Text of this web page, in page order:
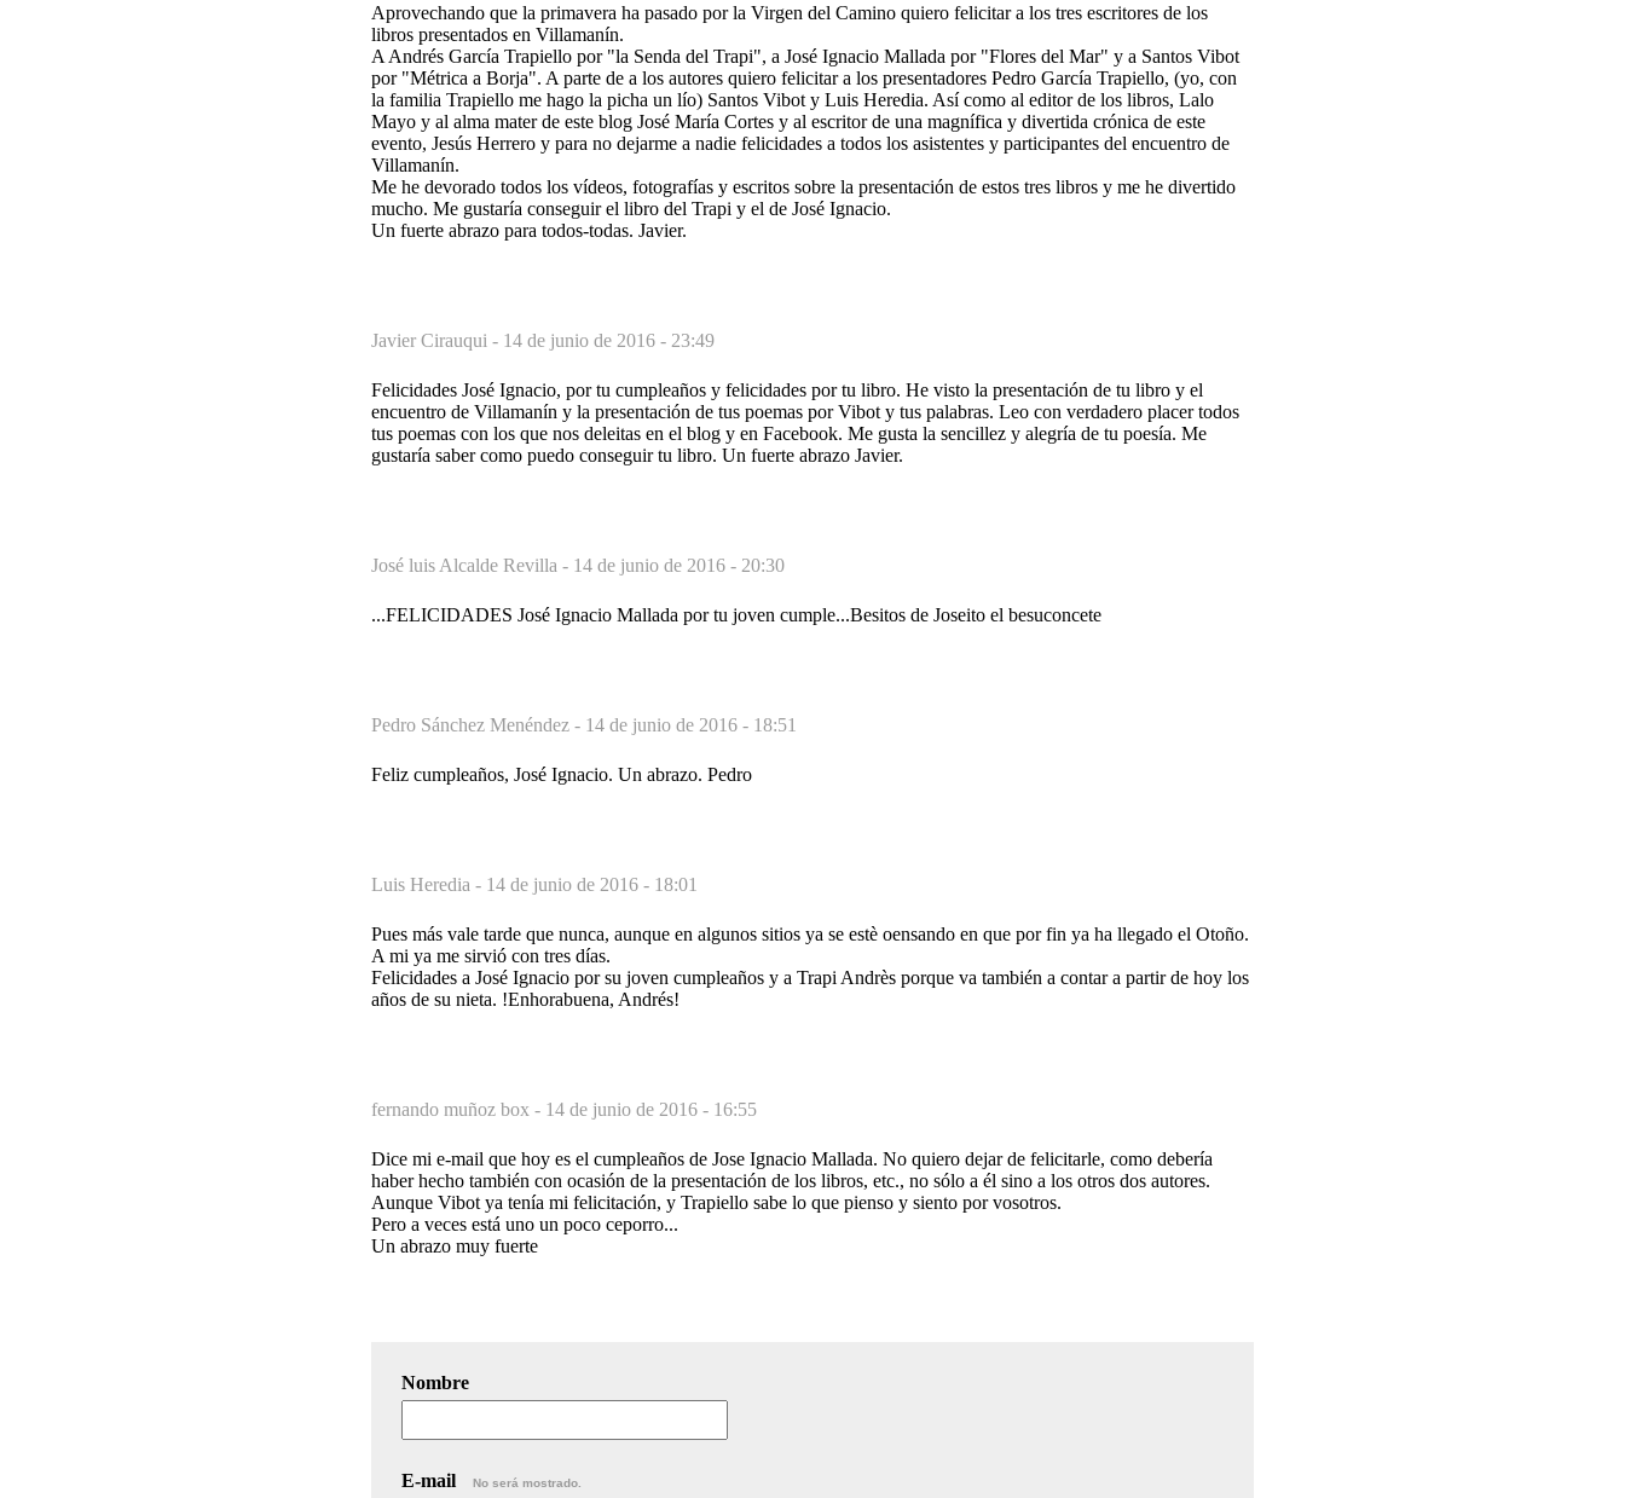
Aprovechando que la primavera ha pasado por la Virgen del Camino quiero felicitar a los tres escritores de los
libros presentados en Villamanín.
A Andrés García Trapiello por "la Senda del Trapi", a José Ignacio Mallada por "Flores del Mar" y a Santos Vibot
por "Métrica a Borja". A parte de a los autores quiero felicitar a los presentadores Pedro García Trapiello, (yo, con
la familia Trapiello me hago la picha un lío) Santos Vibot y Luis Heredia. Así como al editor de los libros, Lalo
Mayo y al alma mater de este blog José María Cortes y al escritor de una magnífica y divertida crónica de este
evento, Jesús Herrero y para no dejarme a nadie felicidades a todos los asistentes y participantes del encuentro de
Villamanín.
Me he devorado todos los vídeos, fotografías y escritos sobre la presentación de estos tres libros y me he divertido
mucho. Me gustaría conseguir el libro del Trapi y el de José Ignacio.
Un fuerte abrazo para todos-todas. Javier.
Javier Cirauqui - 14 de junio de 2016 - 23:49
Felicidades José Ignacio, por tu cumpleaños y felicidades por tu libro. He visto la presentación de tu libro y el
encuentro de Villamanín y la presentación de tus poemas por Vibot y tus palabras. Leo con verdadero placer todos
tus poemas con los que nos deleitas en el blog y en Facebook. Me gusta la sencillez y alegría de tu poesía. Me
gustaría saber como puedo conseguir tu libro. Un fuerte abrazo Javier.
José luis Alcalde Revilla - 14 de junio de 2016 - 20:30
...FELICIDADES José Ignacio Mallada por tu joven cumple...Besitos de Joseito el besuconcete
Pedro Sánchez Menéndez - 14 de junio de 2016 - 18:51
Feliz cumpleaños, José Ignacio. Un abrazo. Pedro
Luis Heredia - 14 de junio de 2016 - 18:01
Pues más vale tarde que nunca, aunque en algunos sitios ya se estè oensando en que por fin ya ha llegado el Otoño.
A mi ya me sirvió con tres días.
Felicidades a José Ignacio por su joven cumpleaños y a Trapi Andrès porque va también a contar a partir de hoy los
años de su nieta. !Enhorabuena, Andrés!
fernando muñoz box - 14 de junio de 2016 - 16:55
Dice mi e-mail que hoy es el cumpleaños de Jose Ignacio Mallada. No quiero dejar de felicitarle, como debería
haber hecho también con ocasión de la presentación de los libros, etc., no sólo a él sino a los otros dos autores.
Aunque Vibot ya tenía mi felicitación, y Trapiello sabe lo que pienso y siento por vosotros.
Pero a veces está uno un poco ceporro...
Un abrazo muy fuerte
Nombre
E-mail No será mostrado.